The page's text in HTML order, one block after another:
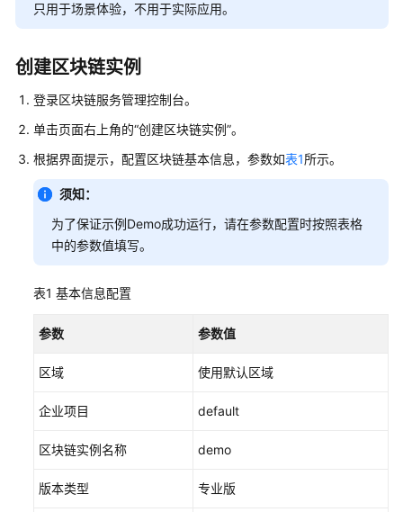
说
快
速
门
用
户
佳
践
开
指
API
只用于场景体验，不用于实际应用。
创建区块链实例
登录区块链服务管理控制台。
单击页面右上角的“创建区块链实例”。
根据界面提示，配置区块链基本信息，参数如表1所示。
须知：
为了保证示例Demo成功运行，请在参数配置时按照表格
中的参数值填写。
表1 基本信息配置
参数 参数值
区域 使用默认区域
企业项目 default
区块链实例名称 demo
版本类型 专业版